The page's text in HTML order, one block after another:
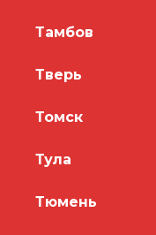
Тамбов
Тверь
Томск
Тула
Тюмень